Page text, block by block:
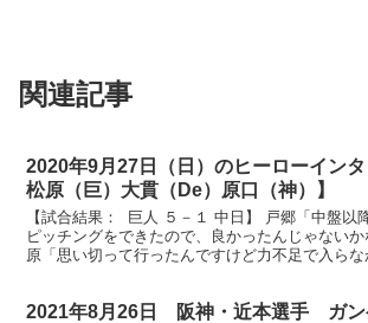
関連記事
2020年9月27日（日）のヒーローインタ
松原（巨）大貫（De）原口（神）】
【試合結果： 巨人 ５－１ 中日】 戸郷「中盤以
ピッチングをできたので、良かったんじゃない
原「思い切って行ったんですけど力不足で入ら
2021年8月26日 阪神・近本選手 ガ